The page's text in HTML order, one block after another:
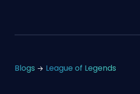
Blogs League of Legends